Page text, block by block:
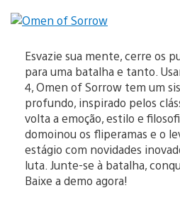
Esvazie sua mente, cerre os
para uma batalha e tanto.
4, Omen of Sorrow tem um
profundo, inspirado pelos
volta a emoção, estilo e
domoinou os fliperamas e o
estágio com novidades
luta. Junte-se à batalha,
Baixe a demo agora!